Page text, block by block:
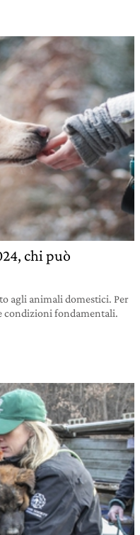
chi può
agli animali domestici. Per
condizioni fondamentali.